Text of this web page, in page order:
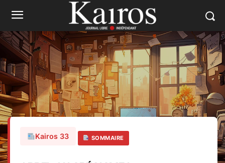
Kairos 33 SOMMAIRE